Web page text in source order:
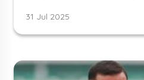
31 Jul 2025